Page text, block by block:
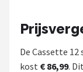
De Cassette 12
kost € 86,99.